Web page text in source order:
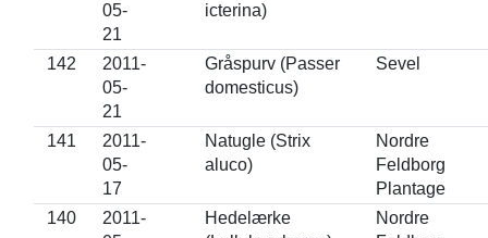
05-
21
icterina)
142
2011-
05-
21
Gråspurv (Passer
domesticus)
Sevel
141
2011-
05-
17
Natugle (Strix
aluco)
Nordre
Feldborg
Plantage
140
2011-
Hedelærke
Nordre